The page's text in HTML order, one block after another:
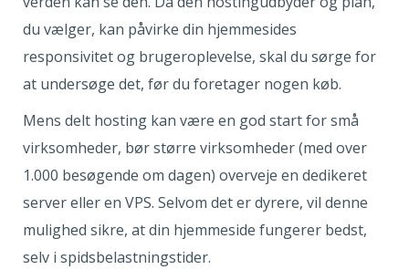
du vælger, kan påvirke din hjemmesides
responsivitet og brugeroplevelse, skal du sørge for
at undersøge det, før du foretager nogen køb.
Mens delt hosting kan være en god start for små
virksomheder, bør større virksomheder (med over
1.000 besøgende om dagen) overveje en dedikeret
server eller en VPS. Selvom det er dyrere, vil denne
mulighed sikre, at din hjemmeside fungerer bedst,
selv i spidsbelastningstider.